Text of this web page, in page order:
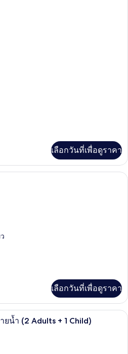
เลือกวันที่เพื่อดูราคา
มินิบาร์, ตู้นิรภัยในห้องพัก, โต๊ะทำงาน,
เลือกวันที่เพื่อดูราคา
มินิบาร์, ตู้นิรภัยในห้องพัก, โต๊ะทำงาน,
ยน้ำ (2 Adults + 1 Child)